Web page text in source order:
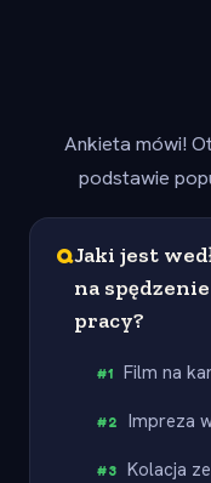
Ankieta mówi!
podstawie
QJaki jest
na
pracy?
#1 Film na
#2 Impreza
#3 Kolacja